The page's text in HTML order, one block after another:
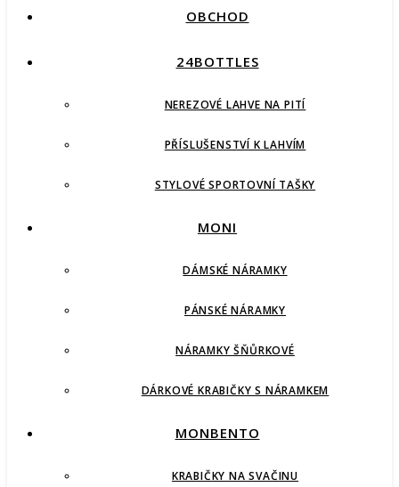
OBCHOD
24BOTTLES
NEREZOVÉ LAHVE NA PITÍ
PŘÍSLUŠENSTVÍ K LAHVÍM
STYLOVÉ SPORTOVNÍ TAŠKY
MONI
DÁMSKÉ NÁRAMKY
PÁNSKÉ NÁRAMKY
NÁRAMKY ŠŇŮRKOVÉ
DÁRKOVÉ KRABIČKY S NÁRAMKEM
MONBENTO
KRABIČKY NA SVAČINU